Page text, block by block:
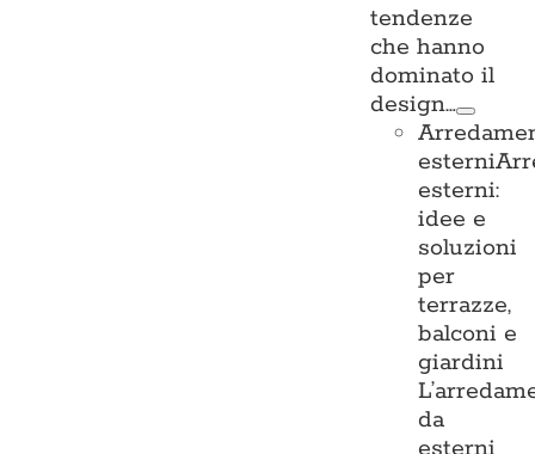
tendenze
che hanno
dominato il
design…
esterni
esterni:
idee e
soluzioni
per
terrazze,
balconi e
giardini
da